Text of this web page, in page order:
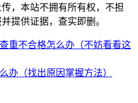
，本站不拥有所有权，不担
提供证据，查实即删。
重不合格怎么办（不妨看看这
办（找出原因掌握方法）